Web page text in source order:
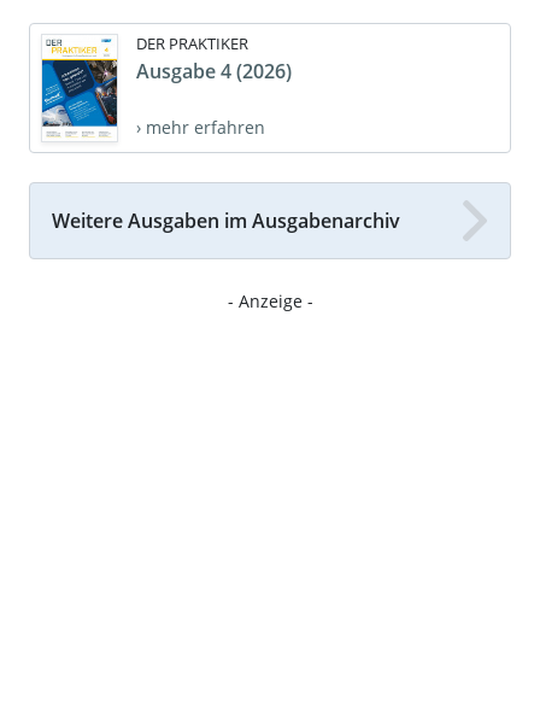
DER PRAKTIKER
Ausgabe 4 (2026)
› mehr erfahren
Weitere Ausgaben im Ausgabenarchiv
- Anzeige -